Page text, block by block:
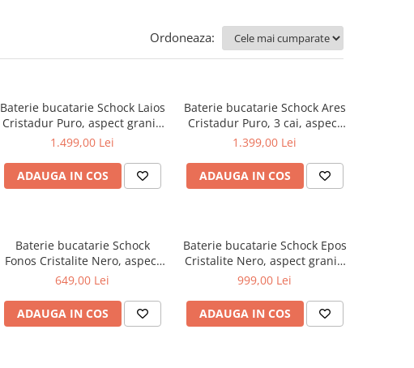
Ordoneaza:
Baterie bucatarie Schock Laios
Cristadur Puro, aspect granit,
cartus ceramic, negru intens
1.499,00 Lei
ADAUGA IN COS
Baterie bucatarie Schock Ares
Cristadur Puro, 3 cai, aspect
granit, cartus ceramic, negru
1.399,00 Lei
ADAUGA IN COS
Baterie bucatarie Schock
Fonos Cristalite Nero, aspect
granit, cartus ceramic, negru
649,00 Lei
ADAUGA IN COS
Baterie bucatarie Schock Epos
Cristalite Nero, aspect granit,
cartus ceramic, negru
999,00 Lei
ADAUGA IN COS